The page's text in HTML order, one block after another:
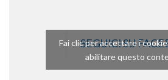
SEGUICI SU
Fai clic per accettare i
abilitare questo